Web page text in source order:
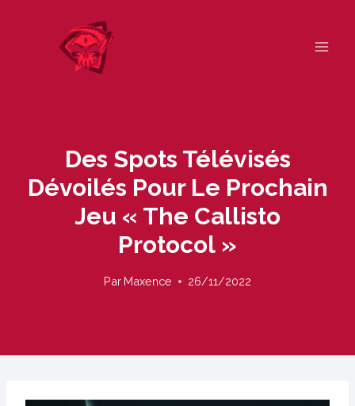
Des Spots Télévisés
Dévoilés Pour Le Prochain
Jeu « The Callisto
Protocol »
Par Maxence 26/11/2022